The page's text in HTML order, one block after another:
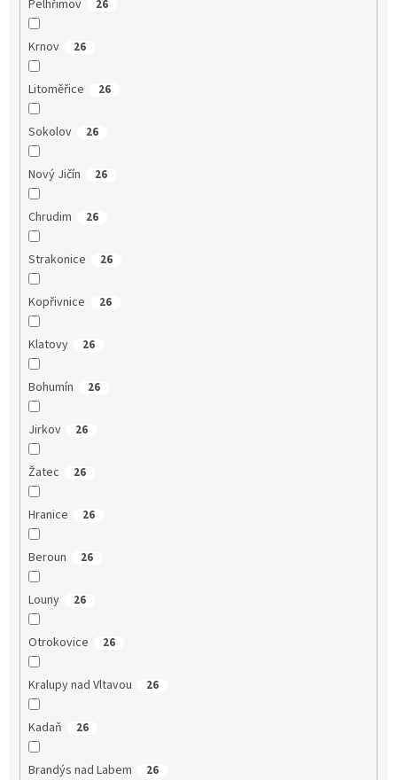
Pelhřimov 26
Krnov 26
Litoměřice 26
Sokolov 26
Nový Jičín 26
Chrudim 26
Strakonice 26
Kopřivnice 26
Klatovy 26
Bohumín 26
Jirkov 26
Žatec 26
Hranice 26
Beroun 26
Louny 26
Otrokovice 26
Kralupy nad Vltavou 26
Kadaň 26
Brandýs nad Labem 26